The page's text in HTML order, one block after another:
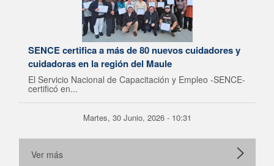
SENCE certifica a más de 80 nuevos cuidadores y
cuidadoras en la región del Maule
El Servicio Nacional de Capacitación y Empleo -SENCE-
certificó en...
Martes, 30 Junio, 2026 - 10:31
Ver más